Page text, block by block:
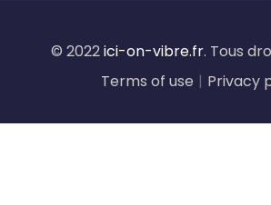
© 2022ici-on-vibre.fr. Tous
Terms of use | Privacy